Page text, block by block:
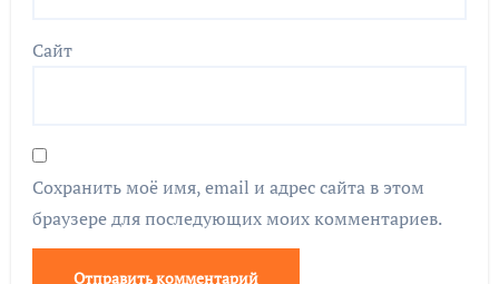
Сайт
Сохранить моё имя, email и адрес сайта в этом
браузере для последующих моих комментариев.